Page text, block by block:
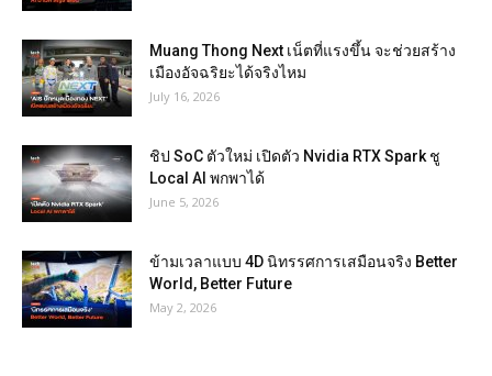
Muang Thong Next เน็ตที่แรงขึ้น จะช่วยสร้าง
เมืองอัจฉริยะได้จริงไหม
July 16, 2026
ชิป SoC ตัวใหม่ เปิดตัว Nvidia RTX Spark ชู
Local AI พกพาได้
June 5, 2026
ข้ามเวลาแบบ 4D นิทรรศการเสมือนจริง Better
World, Better Future
May 2, 2026